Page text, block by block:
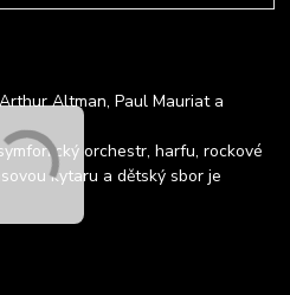
Altman, Paul Mauriat a
orchestr, harfu, rockové
kytaru a dětský sbor je